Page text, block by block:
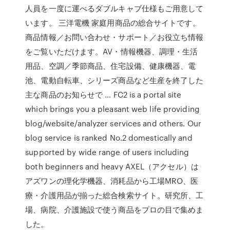
人員を一度に運べるダブルキャブ仕様もご用意して
います。 三洋電機 家庭用商品の総合サイトです。
商品情報／お問い合わせ・サポート／お役立ち情報
をご覧いただけます。AV・情報機器、調理・生活
用品、空調／季節商品、住宅設備、健康機器、電
池、電動自転車、シリーズ商品など生産を終了した
主な商品のお知らせで … FC2 is a portal site
which brings you a pleasant web life providing
blog/website/analyzer services and others. Our
blog service is ranked No.2 domestically and
supported by wide range of users including
both beginners and heavy AXEL（アクセル）は
アズワンの理化学機器、消耗品から工場MRO、医
療・介護用品が揃った総合検索サイト。研究所、工
場、病院、介護施設で使う商品をプロの目で集めま
した。